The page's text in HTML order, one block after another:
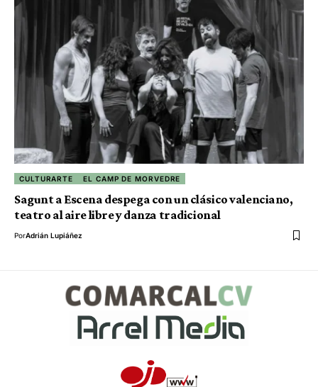
CULTURARTE EL CAMP DE MORVEDRE
Sagunt a Escena despega con un clásico valenciano,
teatro al aire libre y danza tradicional
PorAdrián Lupiáñez